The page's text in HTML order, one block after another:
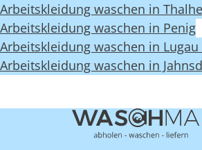
Arbeitskleidung waschen in
Arbeitskleidung waschen in Penig
Arbeitskleidung waschen in Lugau
Arbeitskleidung waschen in